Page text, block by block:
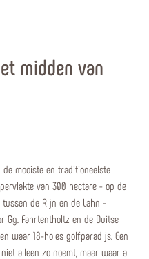
midden van
de mooiste en traditioneelste
van 300 hectare - op de
de Rijn en de Lahn -
Gg. Fahrtentholtz en de Duitse
waar 18-holes golfparadijs. Een
alleen zo noemt, maar waar al